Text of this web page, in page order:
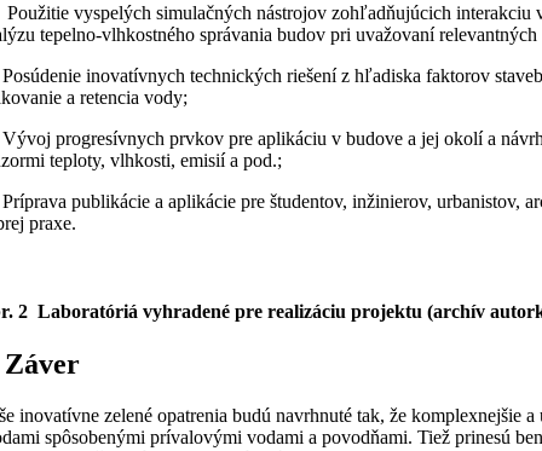
vyspelých simulačných nástrojov zohľadňujúcich interakciu
tepelno-vlhkostného správania budov pri uvažovaní
inovatívnych technických riešení z hľadiska faktorov
a retencia vody;
progresívnych prvkov pre aplikáciu v budove a jej okolí a
teploty, vlhkosti, emisií a pod.;
publikácie a aplikácie pre študentov, inžinierov, urbanistov,
praxe.
2 Laboratóriá vyhradené pre realizáciu projektu (archív
inovatívne zelené opatrenia budú navrhnuté tak, že komplexnejšie
spôsobenými prívalovými vodami a povodňami. Tiež prinesú